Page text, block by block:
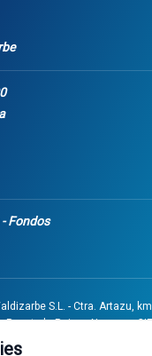
Fondos
S.L. - Ctra. Artazu,
la Reina - Navarra -
de Navarra, Tomo 32,